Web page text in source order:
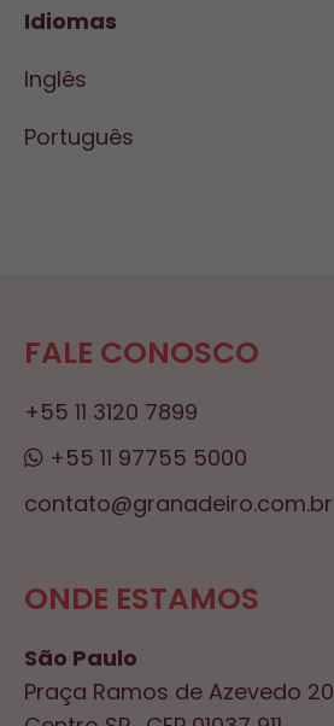
Idiomas
Inglês
Português
FALE CONOSCO
+55 11 3120 7899
+55 11 97755 5000
contato@granadeiro.com.br
ONDE ESTAMOS
São Paulo
Praça Ramos de Azevedo